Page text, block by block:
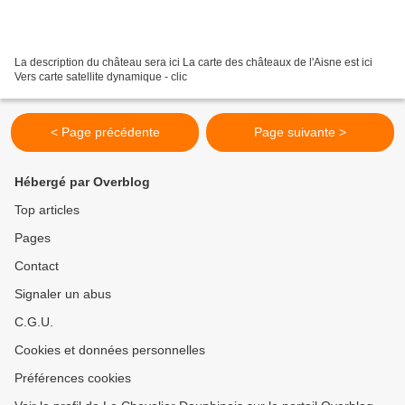
La description du château sera ici La carte des châteaux de l'Aisne est ici
Vers carte satellite dynamique - clic
< Page précédente Page suivante >
Hébergé par Overblog
Top articles
Pages
Contact
Signaler un abus
C.G.U.
Cookies et données personnelles
Préférences cookies